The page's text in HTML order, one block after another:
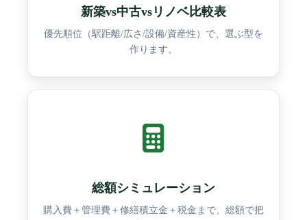
新築vs中古vsリノベ比較表
優先順位（駅距離/広さ/設備/資産性）で、選ぶ型を
作ります。
総額シミュレーション
購入費＋管理費＋修繕積立金＋税金まで、総額で把